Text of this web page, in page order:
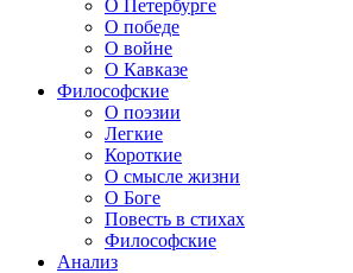
О Петербурге
О победе
О войне
О Кавказе
Философские
О поэзии
Легкие
Короткие
О смысле жизни
О Боге
Повесть в стихах
Философские
Анализ